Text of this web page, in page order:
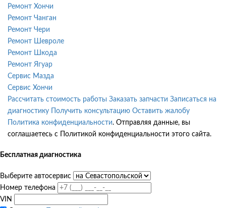
Ремонт Хончи
Ремонт Чанган
Ремонт Чери
Ремонт Шевроле
Ремонт Шкода
Ремонт Ягуар
Сервис Мазда
Сервис Хончи
Рассчитать стоимость работы Заказать запчасти Записаться на
диагностику
Получить консультацию Оставить жалобу
Политика конфиденциальности. Отправляя данные, вы
соглашаетесь с Политикой конфиденциальности этого сайта.
Бесплатная диагностика
Выберите автосервис
Номер телефона
VIN